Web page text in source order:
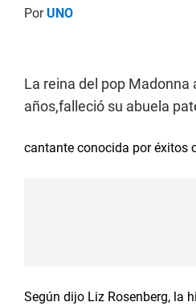
PorUNO
La reina del pop
años,falleció su abuela
cantante conocida por éxitos
Según dijo Liz Rosenberg, la